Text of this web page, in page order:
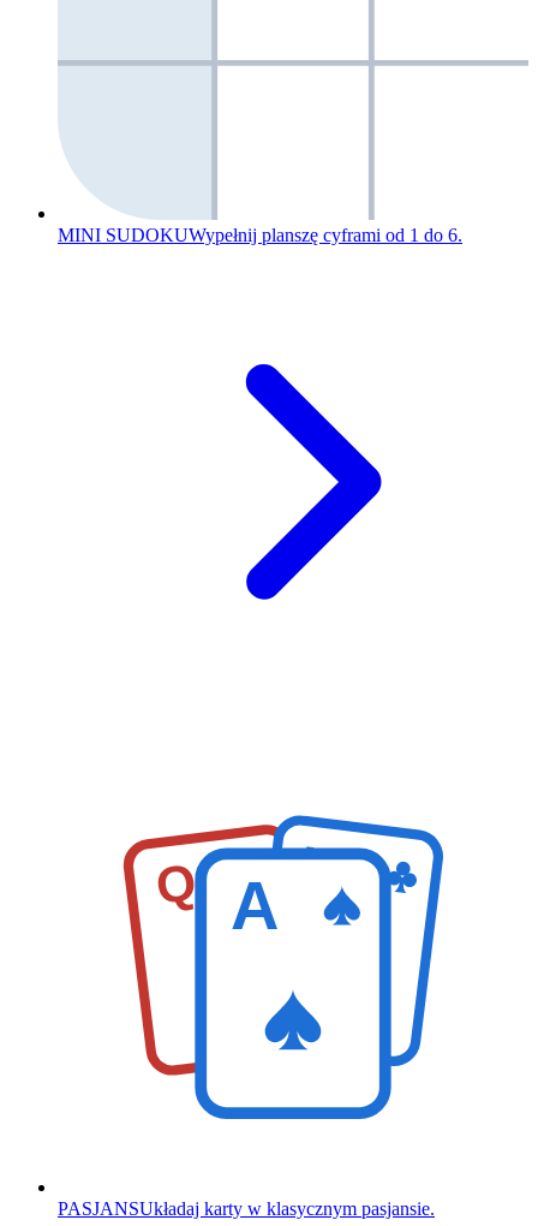
MINI SUDOKUWypełnij planszę cyframi od 1 do 6.
Q K
A
PASJANSUkładaj karty w klasycznym pasjansie.